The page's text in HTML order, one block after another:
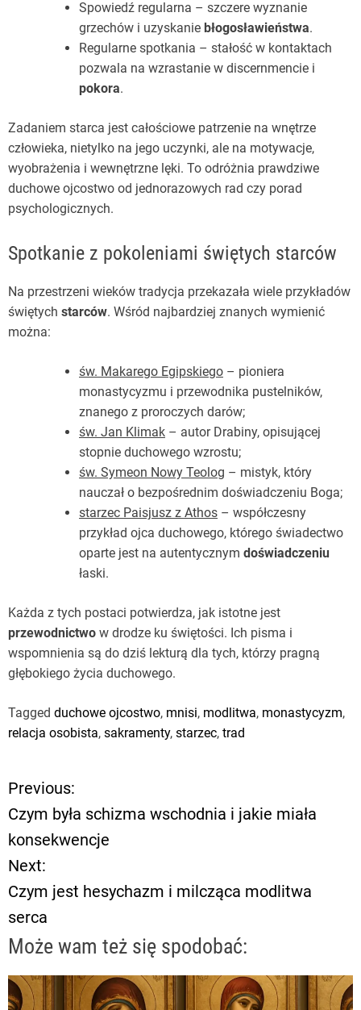
Spowiedź regularna – szczere wyznanie
grzechów i uzyskanie błogosławieństwa.
Regularne spotkania – stałość w kontaktach
pozwala na wzrastanie w discernmencie i
pokora.
Zadaniem starca jest całościowe patrzenie na wnętrze
człowieka, nietylko na jego uczynki, ale na motywacje,
wyobrażenia i wewnętrzne lęki. To odróżnia prawdziwe
duchowe ojcostwo od jednorazowych rad czy porad
psychologicznych.
Spotkanie z pokoleniami świętych starców
Na przestrzeni wieków tradycja przekazała wiele przykładów
świętych starców. Wśród najbardziej znanych wymienić
można:
św. Makarego Egipskiego – pioniera
monastycyzmu i przewodnika pustelników,
znanego z proroczych darów;
św. Jan Klimak – autor Drabiny, opisującej
stopnie duchowego wzrostu;
św. Symeon Nowy Teolog – mistyk, który
nauczał o bezpośrednim doświadczeniu Boga;
starzec Paisjusz z Athos – współczesny
przykład ojca duchowego, którego świadectwo
oparte jest na autentycznym doświadczeniu
łaski.
Każda z tych postaci potwierdza, jak istotne jest
przewodnictwo w drodze ku świętości. Ich pisma i
wspomnienia są do dziś lekturą dla tych, którzy pragną
głębokiego życia duchowego.
Tagged duchowe ojcostwo, mnisi, modlitwa, monastycyzm,
relacja osobista, sakramenty, starzec, trad
N
a
w
i
g
a
Previous:
Czym była schizma wschodnia i jakie miała
konsekwencje
Next:
Czym jest hesychazm i milcząca modlitwa
serca
Może wam też się spodobać: